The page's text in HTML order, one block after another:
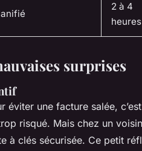
2 à 4
heures
surprises
une facture salée,
risqué. Mais chez un
à clés sécurisée. Ce petit